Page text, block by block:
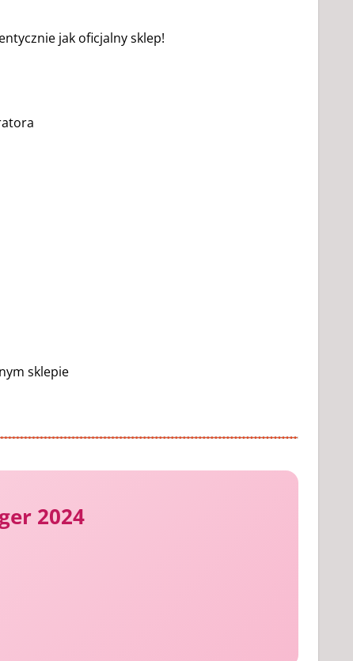
jak oficjalny sklep!
sklepie
2024